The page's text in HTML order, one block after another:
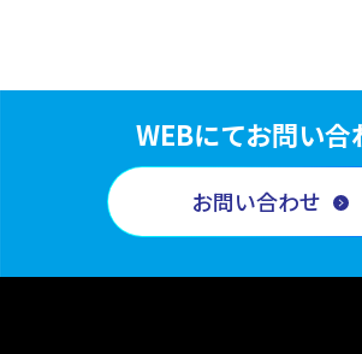
WEBにてお問い合
お問い合わせ